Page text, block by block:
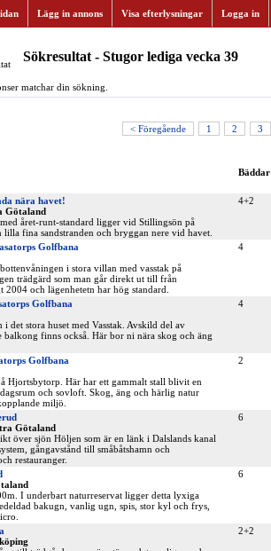
Lägg in annons Visa efterlysningar Logga in
Sökresultat - Stugor lediga vecka 39
matchar din sökning.
< Föregående 1 2 3
Bäddar
nära havet!
Götaland
året-runt-standard ligger vid Stillingsön på
fina sandstranden och bryggan nere vid havet.
4+2
Golfbana
i stora villan med vasstak på
trädgärd som man går direkt ut till från
och lägenhetetn har hög standard.
4
Golfbana
det stora huset med Vasstak. Avskild del av
finns också. Här bor ni nära skog och äng
4
Golfbana
Hjortsbytorp. Här har ett gammalt stall blivit en
och sovloft. Skog, äng och härlig natur
miljö.
2
Götaland
över sjön Höljen som är en länk i Dalslands kanal
gångavstånd till småbåtshamn och
restauranger.
6
I underbart naturreservat ligger detta lyxiga
bakugn, vanlig ugn, spis, stor kyl och frys,
6
2+2